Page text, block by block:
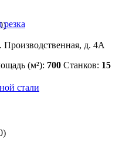
резка
стали
Производственная, д. 4А
(м²): 700 Станков: 15